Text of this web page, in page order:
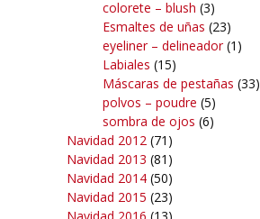
colorete – blush (3)
Esmaltes de uñas (23)
eyeliner – delineador(1)
Labiales (15)
Máscaras de pestañas (33)
polvos – poudre (5)
sombra de ojos (6)
Navidad 2012 (71)
Navidad 2013 (81)
Navidad 2014 (50)
Navidad 2015 (23)